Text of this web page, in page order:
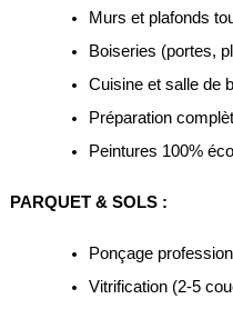
Murs et plafonds
Boiseries (portes,
Cuisine et salle de
Préparation
Peintures 100%
PARQUET & SOLS :
Ponçage
Vitrification (2-5